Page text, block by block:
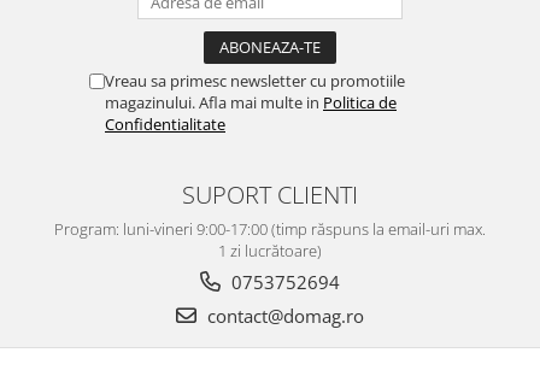
Vreau sa primesc newsletter cu promotiile
magazinului. Afla mai multe in Politica de
Confidentialitate
SUPORT CLIENTI
Program: luni-vineri 9:00-17:00 (timp răspuns la email-uri max.
1 zi lucrătoare)
0753752694
contact@domag.ro